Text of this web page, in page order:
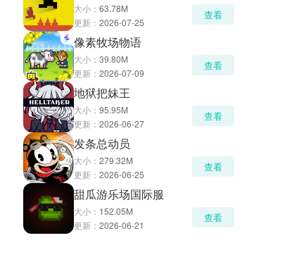
大小： 63.78M
更新： 2026-07-25
查看
像素牧场物语
大小： 39.80M
更新： 2026-07-09
查看
地狱把妹王
大小： 95.95M
更新： 2026-06-27
查看
发条总动员
大小： 279.32M
更新： 2026-06-25
查看
甜瓜游乐场国际服
大小： 152.05M
更新： 2026-06-21
查看